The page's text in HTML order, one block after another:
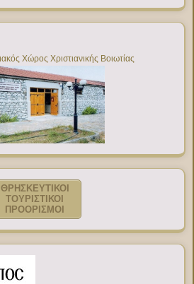
Χώρος Χριστιανικής Βοιωτίας
ΘΡΗΣΚΕΥΤΙΚΟΙ
ΤΟΥΡΙΣΤΙΚΟΙ
ΠΡΟΟΡΙΣΜΟΙ